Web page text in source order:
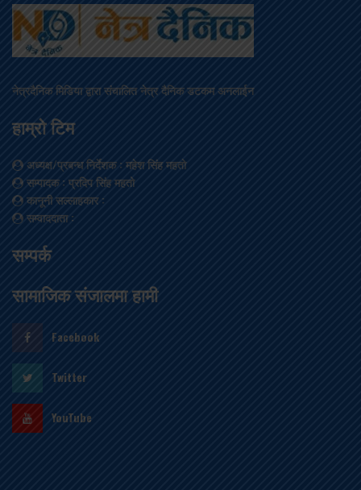
नेत्रदैनिक मिडिया द्वारा संचालित नेत्र दैनिक डटकम अनलाईन
हाम्रो टिम
अध्यक्ष/प्रबन्ध निर्देशक: महेश सिंह महतो
सम्पादक: प्रदिप सिंह महतो
कानूनी सल्लाहकार:
सम्वाददाता:
सम्पर्क
सामाजिक संजालमा हामी
Facebook
Twitter
YouTube